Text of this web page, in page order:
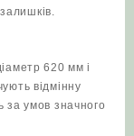
620 мм і
відмінну
за умов значного